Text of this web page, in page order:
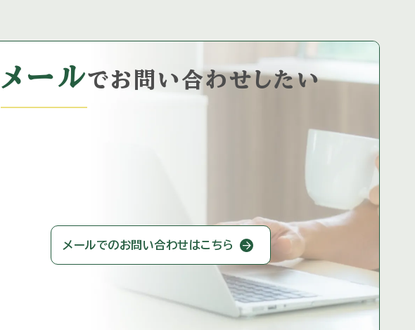
メールでお問い合わせしたい
メールでのお問い合わせはこちら